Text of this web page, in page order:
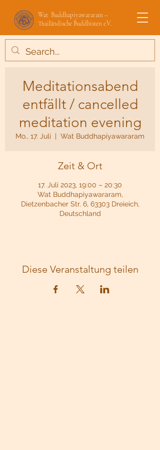
Wat Buddhapiyawararam –
Thailändische Buddhisten e.V.
Meditationsabend
entfällt / cancelled
meditation evening
Mo., 17. Juli
  |
Wat Buddhapiyawararam
Zeit & Ort
17. Juli 2023, 19:00 – 20:30
Wat Buddhapiyawararam,
Dietzenbacher Str. 6, 63303 Dreieich,
Deutschland
Diese Veranstaltung teilen